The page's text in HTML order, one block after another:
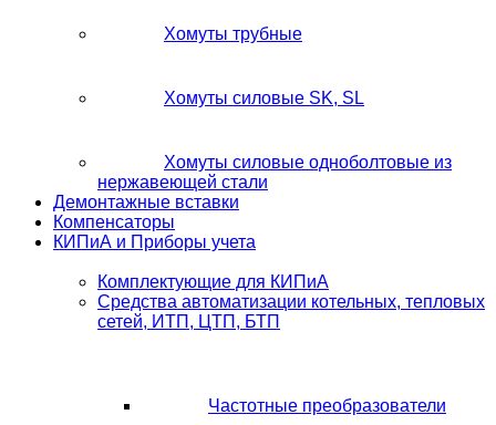
Хомуты трубные
Хомуты силовые SK, SL
Хомуты силовые одноболтовые из
нержавеющей стали
Демонтажные вставки
Компенсаторы
КИПиА и Приборы учета
Комплектующие для КИПиА
Средства автоматизации котельных, тепловых
сетей, ИТП, ЦТП, БТП
Частотные преобразователи